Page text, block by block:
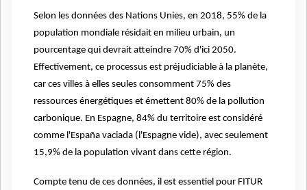
Selon les données des Nations Unies, en 2018, 55% de la
population mondiale résidait en milieu urbain, un
pourcentage qui devrait atteindre 70% d'ici 2050.
Effectivement, ce processus est préjudiciable à la planète,
car ces villes à elles seules consomment 75% des
ressources énergétiques et émettent 80% de la pollution
carbonique. En Espagne, 84% du territoire est considéré
comme l'España vaciada (l'Espagne vide), avec seulement
15,9% de la population vivant dans cette région.
Compte tenu de ces données, il est essentiel pour FITUR